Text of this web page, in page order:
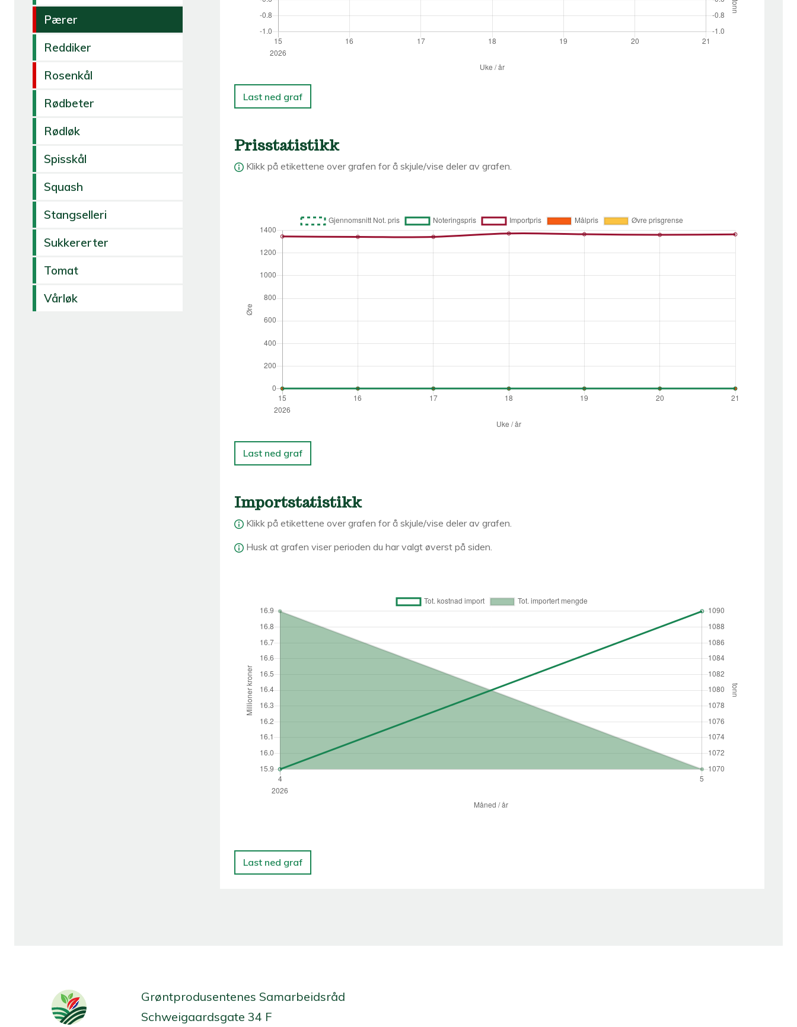
Pærer
Reddiker
Rosenkål
Rødbeter
Rødløk
Spisskål
Squash
Stangselleri
Sukkererter
Tomat
Vårløk
Last ned graf
Prisstatistikk
Klikk på etikettene over grafen for å skjule/vise deler av grafen.
Last ned graf
Importstatistikk
Klikk på etikettene over grafen for å skjule/vise deler av grafen.
Husk at grafen viser perioden du har valgt øverst på siden.
Last ned graf
Grøntprodusentenes Samarbeidsråd
Schweigaardsgate 34 F